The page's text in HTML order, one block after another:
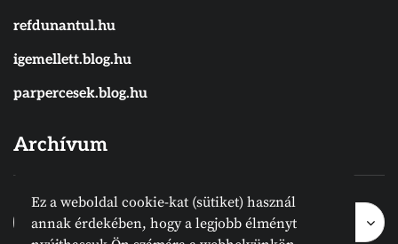
refdunantul.hu
igemellett.blog.hu
parpercesek.blog.hu
Archívum
Archívum
Hónap kijelölése
Archívum
Ez a weboldal cookie-kat (sütiket) használ
annak érdekében, hogy a legjobb élményt